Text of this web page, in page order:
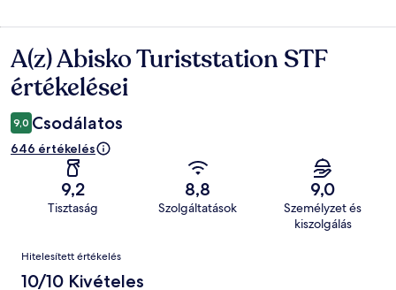
Értékelések
A(z) Abisko Turiststation STF
értékelései
9,0 Csodálatos
646 értékelés
9,2
Tisztaság
8,8
Szolgáltatások
9,0
Személyzet és
kiszolgálás
Értékelések
Hitelesített értékelés
10/10 Kivételes